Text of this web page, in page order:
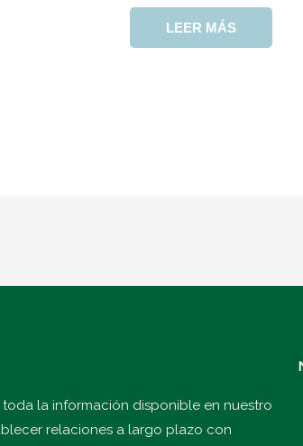
LEER MÁS
la información disponible en nuestro
relaciones a largo plazo con